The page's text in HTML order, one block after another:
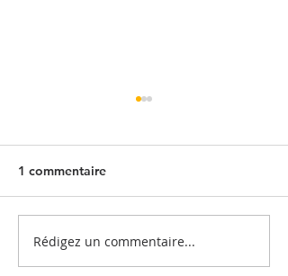
Quand l'entrepôt se
vide...
1 commentaire
Rédigez un commentaire...